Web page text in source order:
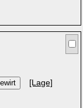
[Lage]